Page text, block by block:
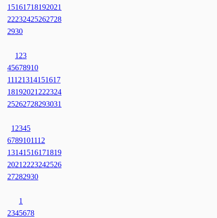
15161718192021
22232425262728
2930
1 23
45678910
11121314151617
18192021 222324
25262728293031
1 2345
6789101112
13141516171819
2021 2223242526
27282930
1
2345678